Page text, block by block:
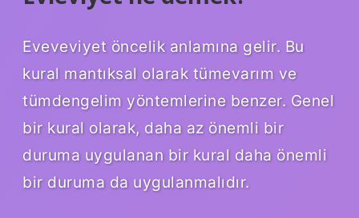
Eveveviyet öncelik anlamına gelir. Bu
kural mantıksal olarak tümevarım ve
tümdengelim yöntemlerine benzer. Genel
bir kural olarak, daha az önemli bir
duruma uygulanan bir kural daha önemli
bir duruma da uygulanmalıdır.